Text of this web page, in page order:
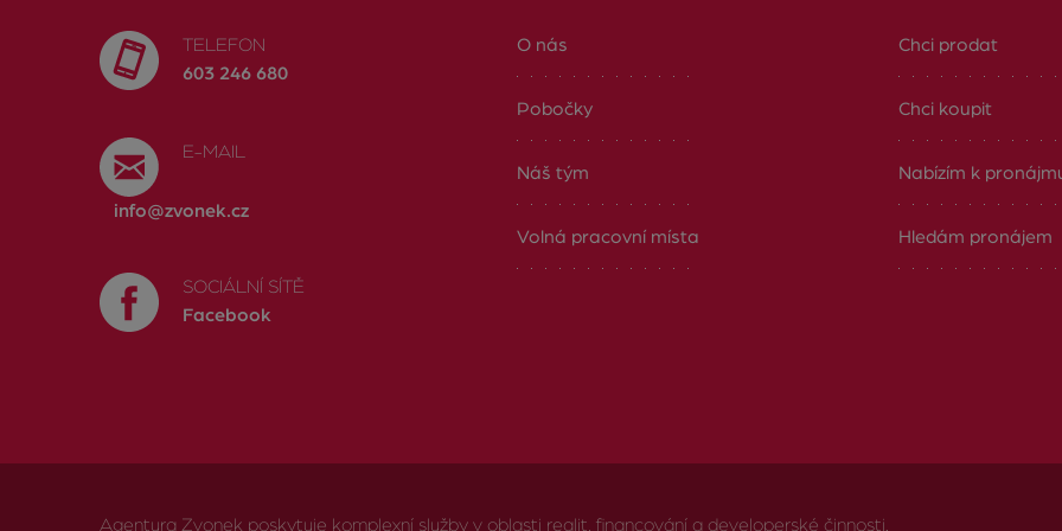
TELEFON
603 246 680
E-MAIL
info@zvonek.cz
SOCIÁLNÍ SÍTĚ
Facebook
O nás
Pobočky
Náš tým
Volná pracovní místa
Chci prodat
Chci koupit
Nabízím k
Hledám pronájem
Agentura Zvonek poskytuje komplexní služby v oblasti realit, financování a developerské činnosti.